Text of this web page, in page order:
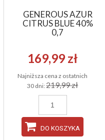
GENEROUS AZUR
CITRUS BLUE 40%
0,7
169,99 zł
Najniższa cena z ostatnich
30 dni:219,99 zł
DO KOSZYKA